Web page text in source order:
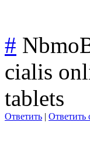
#
cialis
tablets
Ответить | Ответить